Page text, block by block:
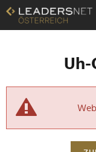
Uh-